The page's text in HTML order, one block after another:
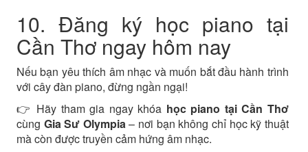
10. Đăng ký học piano tại
Cần Thơ ngay hôm nay
Nếu bạn yêu thích âm nhạc và muốn bắt đầu hành trình
với cây đàn piano, đừng ngần ngại!
👉 Hãy tham gia ngay khóa học piano tại Cần Thơ
cùng Gia Sư Olympia– nơi bạn không chỉ học kỹ thuật
mà còn được truyền cảm hứng âm nhạc.